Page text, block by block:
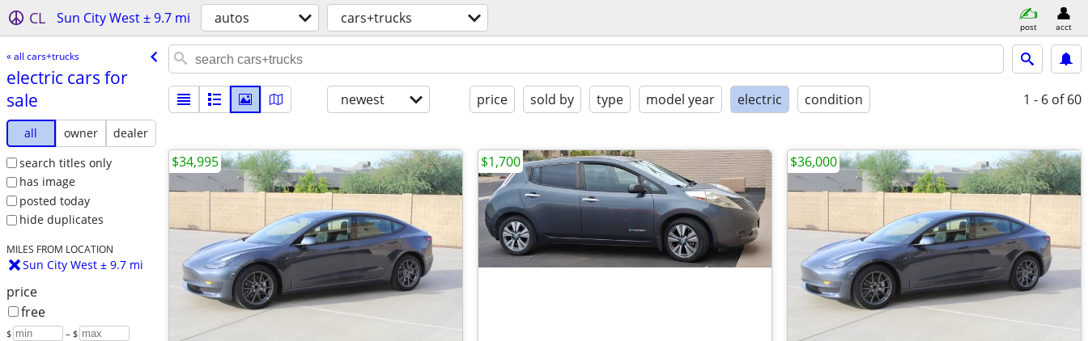
CL Sun City West ± 9.7 mi autos cars+trucks post acct
« all cars+trucks
electric cars for
sale
all owner
dealer
search titles only
has image
posted today
hide duplicates
MILES FROM LOCATION
Sun City West ± 9.7 mi
price
free
$ – $
newest price sold by type model year electric condition 1 - 6 of 60
$34,995 $1,700 $36,000